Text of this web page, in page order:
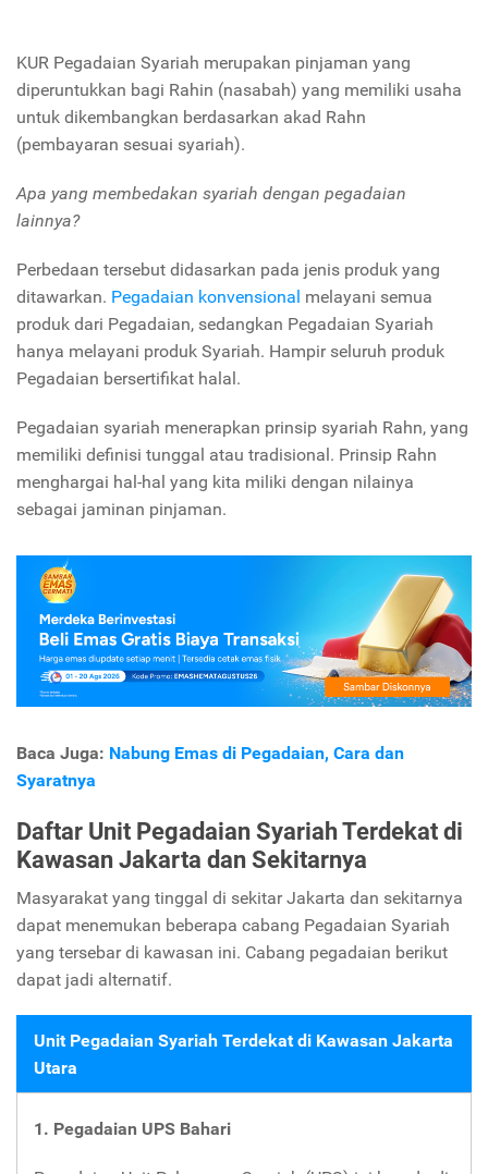
KUR Pegadaian Syariah merupakan pinjaman yang
diperuntukkan bagi Rahin (nasabah) yang memiliki usaha
untuk dikembangkan berdasarkan akad Rahn
(pembayaran sesuai syariah).
Apa yang membedakan syariah dengan pegadaian
lainnya?
Perbedaan tersebut didasarkan pada jenis produk yang
ditawarkan. Pegadaian konvensional melayani semua
produk dari Pegadaian, sedangkan Pegadaian Syariah
hanya melayani produk Syariah. Hampir seluruh produk
Pegadaian bersertifikat halal.
Pegadaian syariah menerapkan prinsip syariah Rahn, yang
memiliki definisi tunggal atau tradisional. Prinsip Rahn
menghargai hal-hal yang kita miliki dengan nilainya
sebagai jaminan pinjaman.
Baca Juga: Nabung Emas di Pegadaian, Cara dan
Syaratnya
Daftar Unit Pegadaian Syariah Terdekat di
Kawasan Jakarta dan Sekitarnya
Masyarakat yang tinggal di sekitar Jakarta dan sekitarnya
dapat menemukan beberapa cabang Pegadaian Syariah
yang tersebar di kawasan ini. Cabang pegadaian berikut
dapat jadi alternatif.
Unit Pegadaian Syariah Terdekat di Kawasan Jakarta
Utara
1. Pegadaian UPS Bahari